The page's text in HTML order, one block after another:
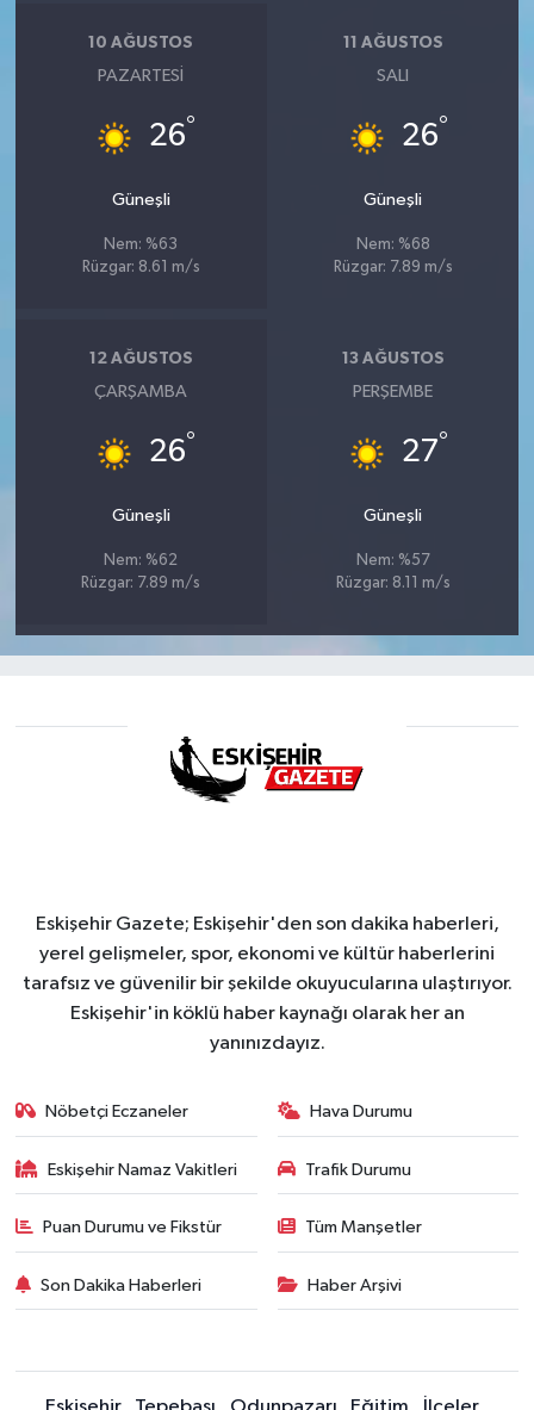
10 AĞUSTOS
PAZARTESI
26°
Güneşli
Nem: %63
Rüzgar: 8.61 m/s
11 AĞUSTOS
SALI
26°
Güneşli
Nem: %68
Rüzgar: 7.89 m/s
12 AĞUSTOS
ÇARŞAMBA
26°
Güneşli
Nem: %62
Rüzgar: 7.89 m/s
13 AĞUSTOS
PERŞEMBE
27°
Güneşli
Nem: %57
Rüzgar: 8.11 m/s
Eskişehir Gazete; Eskişehir'den son dakika haberleri,
yerel gelişmeler, spor, ekonomi ve kültür haberlerini
tarafsız ve güvenilir bir şekilde okuyucularına ulaştırıyor.
Eskişehir'in köklü haber kaynağı olarak her an
yanınızdayız.
Nöbetçi Eczaneler Hava Durumu
Eskişehir Namaz Vakitleri Trafik Durumu
Puan Durumu ve Fikstür Tüm Manşetler
Son Dakika Haberleri Haber Arşivi